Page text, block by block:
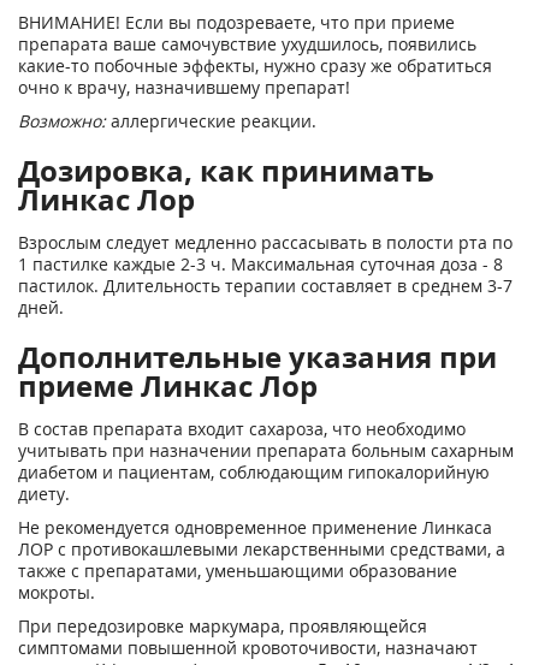
ВНИМАНИЕ! Если вы подозреваете, что при приеме
препарата ваше самочувствие ухудшилось, появились
какие-то побочные эффекты, нужно сразу же обратиться
очно к врачу, назначившему препарат!
Возможно:аллергические реакции.
Дозировка, как принимать
Линкас Лор
Взрослым следует медленно рассасывать в полости рта по
1 пастилке каждые 2-3 ч. Максимальная суточная доза - 8
пастилок. Длительность терапии составляет в среднем 3-7
дней.
Дополнительные указания при
приеме Линкас Лор
В состав препарата входит сахароза, что необходимо
учитывать при назначении препарата больным сахарным
диабетом и пациентам, соблюдающим гипокалорийную
диету.
Не рекомендуется одновременное применение Линкаса
ЛОР с противокашлевыми лекарственными средствами, а
также с препаратами, уменьшающими образование
мокроты.
При передозировке маркумара, проявляющейся
симптомами повышенной кровоточивости, назначают